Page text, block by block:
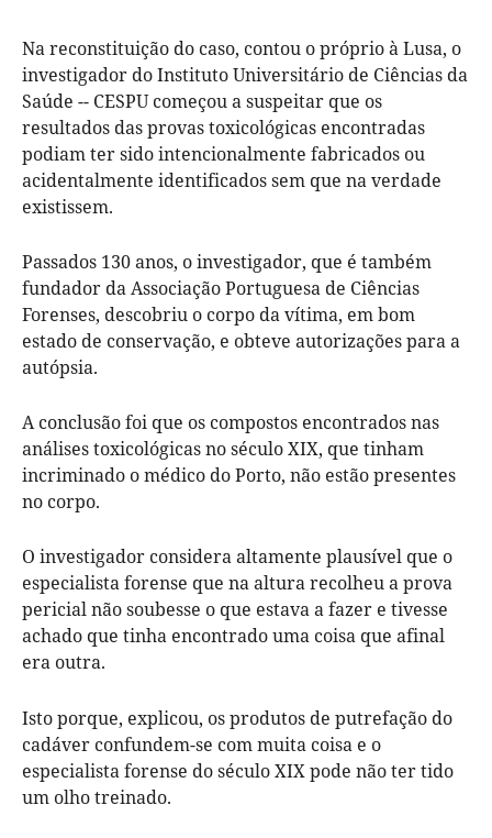
Na reconstituição do caso, contou o próprio à Lusa, o
investigador do Instituto Universitário de Ciências da
Saúde -- CESPU começou a suspeitar que os
resultados das provas toxicológicas encontradas
podiam ter sido intencionalmente fabricados ou
acidentalmente identificados sem que na verdade
existissem.
Passados 130 anos, o investigador, que é também
fundador da Associação Portuguesa de Ciências
Forenses, descobriu o corpo da vítima, em bom
estado de conservação, e obteve autorizações para a
autópsia.
A conclusão foi que os compostos encontrados nas
análises toxicológicas no século XIX, que tinham
incriminado o médico do Porto, não estão presentes
no corpo.
O investigador considera altamente plausível que o
especialista forense que na altura recolheu a prova
pericial não soubesse o que estava a fazer e tivesse
achado que tinha encontrado uma coisa que afinal
era outra.
Isto porque, explicou, os produtos de putrefação do
cadáver confundem-se com muita coisa e o
especialista forense do século XIX pode não ter tido
um olho treinado.